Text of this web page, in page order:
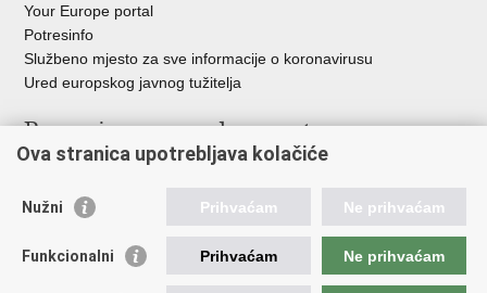
Your Europe portal
Potresinfo
Službeno mjesto za sve informacije o koronavirusu
Ured europskog javnog tužitelja
Poveznice pravosudnog sustava
Državno odvjetništvo
Ured za suzbijanje korupcije i organiziranog kriminaliteta
Državnoodvjetničko vijeće
Ova stranica upotrebljava kolačiće
Nužni Prihvaćam Ne prihvaćam
Funkcionalni Prihvaćam Ne prihvaćam